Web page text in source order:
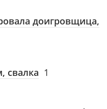
доигровщица,
свалка 1